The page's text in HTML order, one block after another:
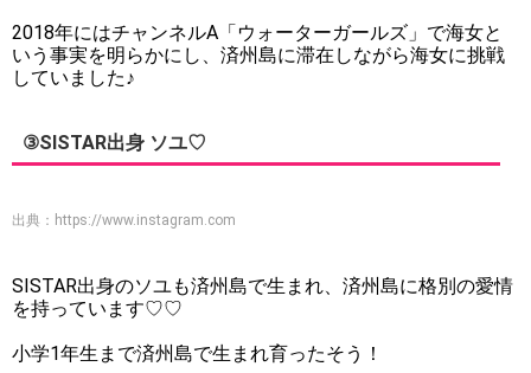
2018年にはチャンネルA「ウォーターガールズ」で海女と
いう事実を明らかにし、済州島に滞在しながら海女に挑戦
していました♪
③SISTAR出身 ソユ♡
出典： https://www.instagram.com
SISTAR出身のソユも済州島で生まれ、済州島に格別の愛情
を持っています♡♡
小学1年生まで済州島で生まれ育ったそう！